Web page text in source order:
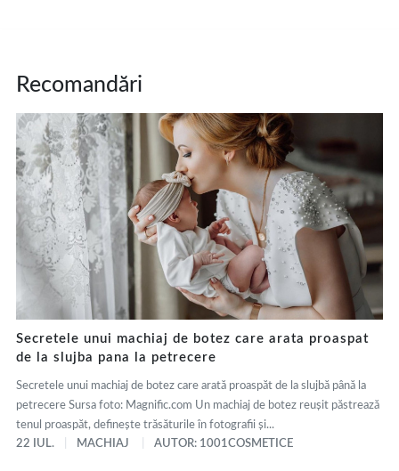
Recomandări
Secretele unui machiaj de botez care arata proaspat
de la slujba pana la petrecere
Secretele unui machiaj de botez care arată proaspăt de la slujbă până la
petrecere Sursa foto: Magnific.com Un machiaj de botez reușit păstrează
tenul proaspăt, definește trăsăturile în fotografii și...
22 IUL.
MACHIAJ AUTOR: 1001COSMETICE